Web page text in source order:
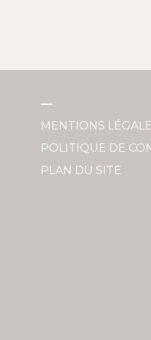
MENTIONS
POLITIQUE DE
PLAN DU SITE